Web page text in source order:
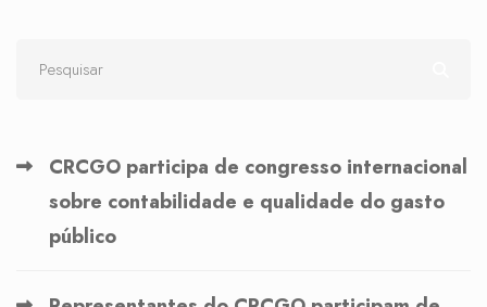
CRCGO participa de congresso internacional
sobre contabilidade e qualidade do gasto
público